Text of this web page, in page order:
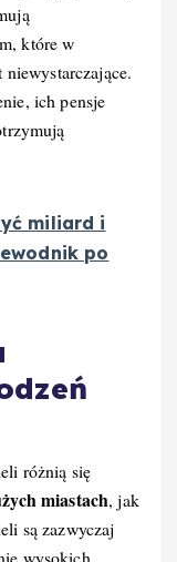
które w
ich pensje
miliard i
po
różnią się
miastach, jak
są zazwyczaj
wysokich